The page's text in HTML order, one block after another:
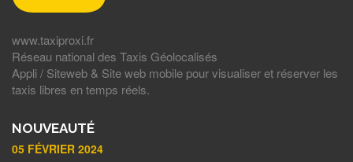
www.taxiproxi.fr
Réseau national des Taxis Géolocalisés
Appli / Siteweb & Site web mobile pour visualiser et réserver les
taxis libres en temps réels.
NOUVEAUTÉ
05 FÉVRIER 2024